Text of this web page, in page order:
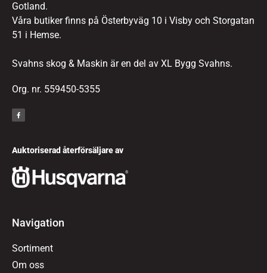
Gotland.
Våra butiker finns på Österbyväg 10 i Visby och Storgatan
51 i Hemse.
Svahns skog & Maskin är en del av XL Bygg Svahns.
Org. nr. 559450-5355
Auktoriserad återförsäljare av
Navigation
Sortiment
Om oss